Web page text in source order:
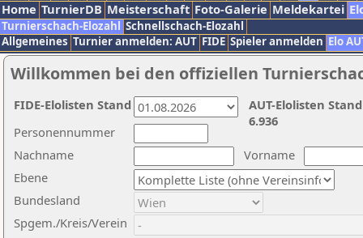
Home TurnierDB Meisterschaft Foto-Galerie Meldekartei
Turnierschach-Elozahl Schnellschach-Elozahl
Allgemeines Turnier anmelden: AUT FIDE Spieler anmelden Elo
Willkommen bei den offiziellen
Nachname
Vorname
Ebene
Personennummer
Bundesland
Spgem./Kreis/Verein
AUT-Elolisten
6.936
FIDE-Elolisten Stand